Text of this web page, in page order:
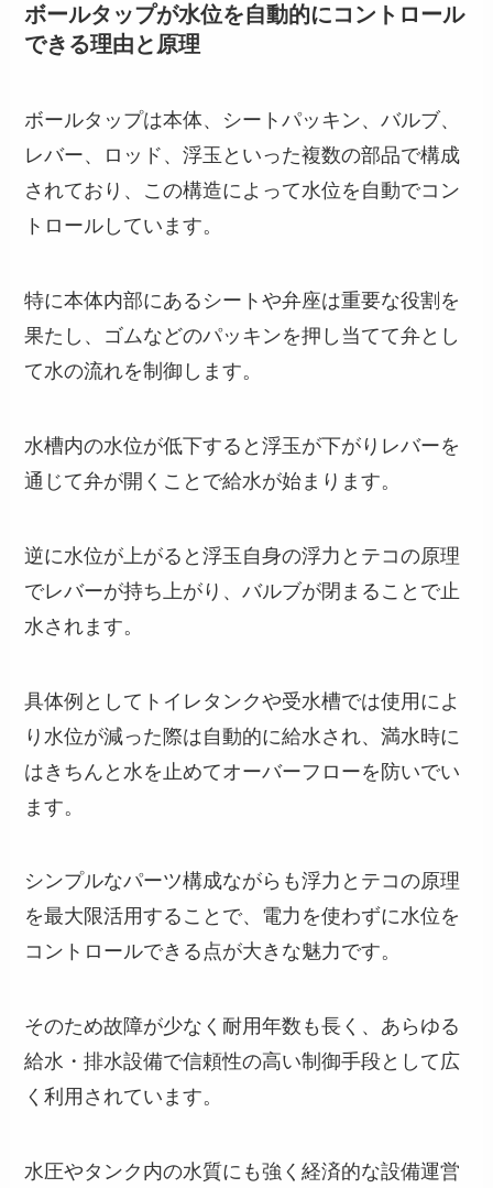
ボールタップが水位を自動的にコントロール
できる理由と原理
ボールタップは本体、シートパッキン、バルブ、
レバー、ロッド、浮玉といった複数の部品で構成
されており、この構造によって水位を自動でコン
トロールしています。
特に本体内部にあるシートや弁座は重要な役割を
果たし、ゴムなどのパッキンを押し当てて弁とし
て水の流れを制御します。
水槽内の水位が低下すると浮玉が下がりレバーを
通じて弁が開くことで給水が始まります。
逆に水位が上がると浮玉自身の浮力とテコの原理
でレバーが持ち上がり、バルブが閉まることで止
水されます。
具体例としてトイレタンクや受水槽では使用によ
り水位が減った際は自動的に給水され、満水時に
はきちんと水を止めてオーバーフローを防いでい
ます。
シンプルなパーツ構成ながらも浮力とテコの原理
を最大限活用することで、電力を使わずに水位を
コントロールできる点が大きな魅力です。
そのため故障が少なく耐用年数も長く、あらゆる
給水・排水設備で信頼性の高い制御手段として広
く利用されています。
水圧やタンク内の水質にも強く経済的な設備運営